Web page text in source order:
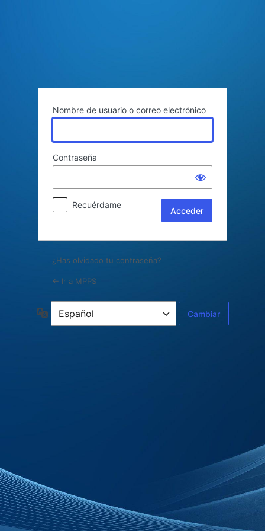
Nombre de usuario o correo electrónico
Contraseña
Recuérdame
¿Has olvidado tu contraseña?
← Ir a MPPS
Idioma